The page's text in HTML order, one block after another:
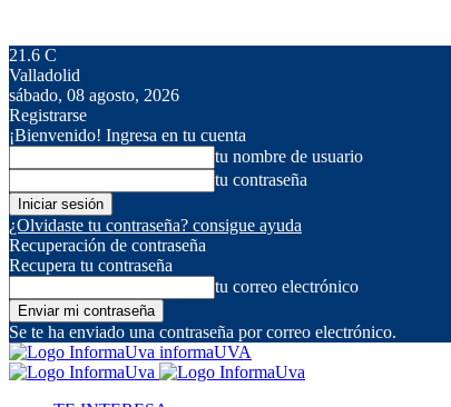
21.6 C
Valladolid
sábado, 08 agosto, 2026
Registrarse
¡Bienvenido! Ingresa en tu cuenta
tu nombre de usuario
tu contraseña
¿Olvidaste tu contraseña? consigue ayuda
Recuperación de contraseña
Recupera tu contraseña
tu correo electrónico
Se te ha enviado una contraseña por correo electrónico.
informaUVA